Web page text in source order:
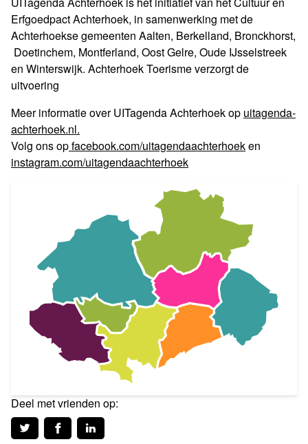
Erfgoedpact Achterhoek, in samenwerking met de
Achterhoekse gemeenten Aalten, Berkelland, Bronckhorst,
Doetinchem, Montferland, Oost Gelre, Oude IJsselstreek
en Winterswijk. Achterhoek Toerisme verzorgt de
uitvoering
Meer informatie over UITagenda Achterhoek op uitagenda-
achterhoek.nl.
Volg ons opfacebook.com/uitagendaachterhoeken
instagram.com/uitagendaachterhoek
Deel met vrienden op: